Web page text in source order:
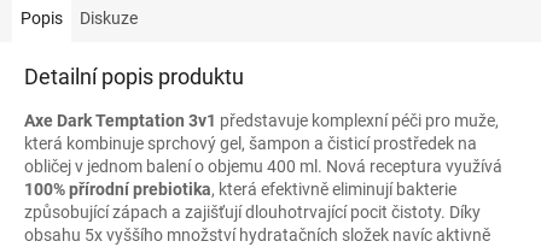
Popis Diskuze
Detailní popis produktu
Axe Dark Temptation 3v1 představuje komplexní péči pro muže,
která kombinuje sprchový gel, šampon a čisticí prostředek na
obličej v jednom balení o objemu 400 ml. Nová receptura využívá
100% přírodní prebiotika, která efektivně eliminují bakterie
způsobující zápach a zajišťují dlouhotrvající pocit čistoty. Díky
obsahu 5x vyššího množství hydratačních složek navíc aktivně